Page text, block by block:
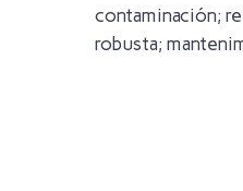
contaminación;
robusta;